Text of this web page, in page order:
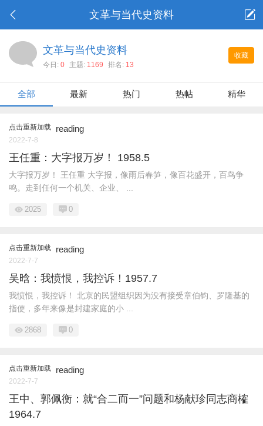
文革与当代史资料
收藏
文革与当代史资料
今日: 0 主题: 1169 排名: 13
全部 最新 热门 热帖 精华
点击重新加载 reading
2022-7-8
王任重：大字报万岁！ 1958.5
大字报万岁！ 王任重 大字报，像雨后春笋，像百花盛开，百鸟争
鸣。走到任何一个机关、企业、 ...
2025 0
点击重新加载 reading
2022-7-7
吴晗：我愤恨，我控诉！1957.7
我愤恨，我控诉！ 北京的民盟组织因为没有接受章伯钧、罗隆基的
指使，多年来像是封建家庭的小 ...
2868 0
点击重新加载 reading
2022-7-7
王中、郭佩衡：就“合二而一”问题和杨献珍同志商榷
1964.7